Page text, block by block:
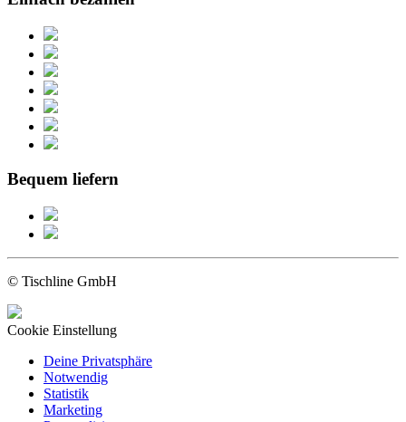
Bequem liefern
© Tischline GmbH
Cookie Einstellung
Deine Privatsphäre
Notwendig
Statistik
Marketing